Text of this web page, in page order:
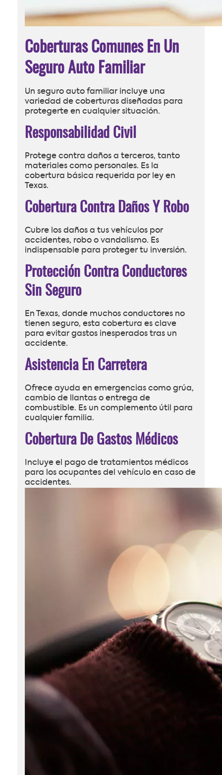
Coberturas Comunes En Un
Seguro Auto Familiar
Un seguro auto familiar incluye una
variedad de coberturas diseñadas para
protegerte en cualquier situación.
Responsabilidad Civil
Protege contra daños a terceros, tanto
materiales como personales. Es la
cobertura básica requerida por ley en
Texas.
Cobertura Contra Daños Y Robo
Cubre los daños a tus vehículos por
accidentes, robo o vandalismo. Es
indispensable para proteger tu inversión.
Protección Contra Conductores
Sin Seguro
En Texas, donde muchos conductores no
tienen seguro, esta cobertura es clave
para evitar gastos inesperados tras un
accidente.
Asistencia En Carretera
Ofrece ayuda en emergencias como grúa,
cambio de llantas o entrega de
combustible. Es un complemento útil para
cualquier familia.
Cobertura De Gastos Médicos
Incluye el pago de tratamientos médicos
para los ocupantes del vehículo en caso de
accidentes.